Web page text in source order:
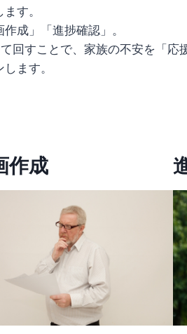
す。
成」「進捗確認」。
回すことで、家族の不安を「応
ます。
作成